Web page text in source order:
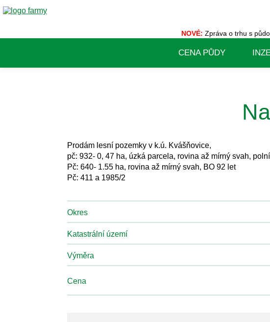
NOVÉ: Zpráva o trhu s
CENA PŮDY
Prodám lesní pozemky v k.ú. Kvášňovice,
pč: 932- 0, 47 ha, úzká parcela, rovina až mírný svah,
Pč: 640- 1.55 ha, rovina až mírný svah, BO 92 let
Pč: 411 a 1985/2
Okres
Katastrální území
Výměra
Cena